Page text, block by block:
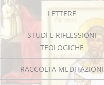
LETTERE
STUDI E RIFLESSIONI
TEOLOGICHE
RACCOLTA MEDITAZIONI